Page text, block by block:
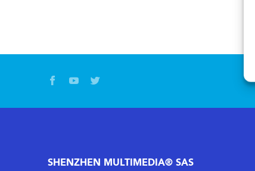
SHENZHEN MULTIMEDIA® SAS